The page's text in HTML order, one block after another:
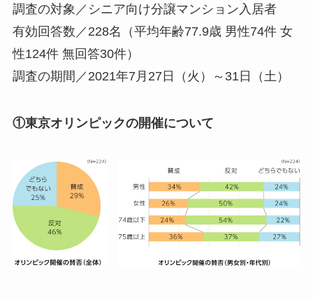
調査の対象／シニア向け分譲マンション入居者
有効回答数／228名（平均年齢77.9歳 男性74件 女
性124件 無回答30件）
調査の期間／2021年7月27日（火）～31日（土）
①東京オリンピックの開催について